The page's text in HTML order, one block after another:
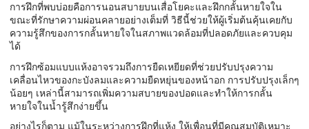
การฝึกที่พบบ่อยคือการนอนสบายบนเสื่อโยคะและฝึกกลั้นหายใจใน
ขณะที่รักษาความผ่อนคลายอย่างเต็มที่ วิธีนี้ช่วยให้ผู้เริ่มต้นคุ้นเคยกับ
ความรู้สึกของการกลั้นหายใจในสภาพแวดล้อมที่ปลอดภัยและควบคุม
ได้
การฝึกซ้อมแบบแห้งอาจรวมถึงการยืดเหยียดที่ช่วยปรับปรุงความ
เคลื่อนไหวของกะบังลมและความยืดหยุ่นของหน้าอก การปรับปรุงเล็กๆ
น้อยๆ เหล่านี้สามารถเพิ่มความสบายของปอดและทำให้การกลั้น
หายใจในน้ำรู้สึกง่ายขึ้น
อย่างไรก็ตาม แม้ในระหว่างการฝึกที่แห้ง ให้เพื่อนที่มีคุณสมบัติเหมาะ